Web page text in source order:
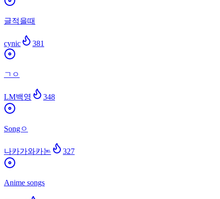
글적을때
cynic 381
ㄱㅇ
LM백영 348
Songㅇ
나카가와카논 327
Anime songs